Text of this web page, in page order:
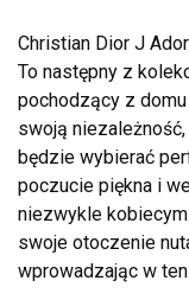
Christian Dior J
To następny z
pochodzący z
swoją
będzie wybierać
poczucie piękna i
niezwykle
swoje otoczenie
wprowadzając w